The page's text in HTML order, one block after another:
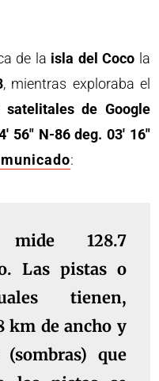
de la isla del Coco la
, mientras exploraba el
satelitales de Google
56″ N-86 deg. 03′ 16″
:
128.7
Las pistas o
tienen,
km de ancho y
que